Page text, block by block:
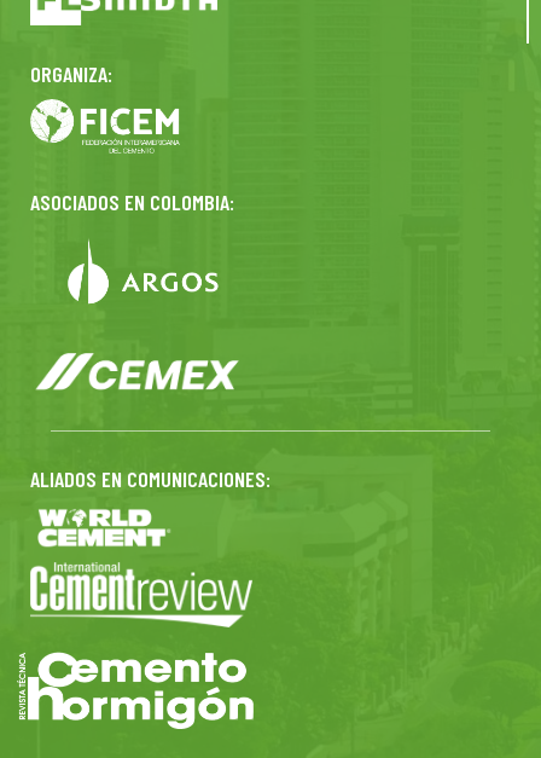
ORGANIZA:
ASOCIADOS EN COLOMBIA:
ALIADOS EN COMUNICACIONES: